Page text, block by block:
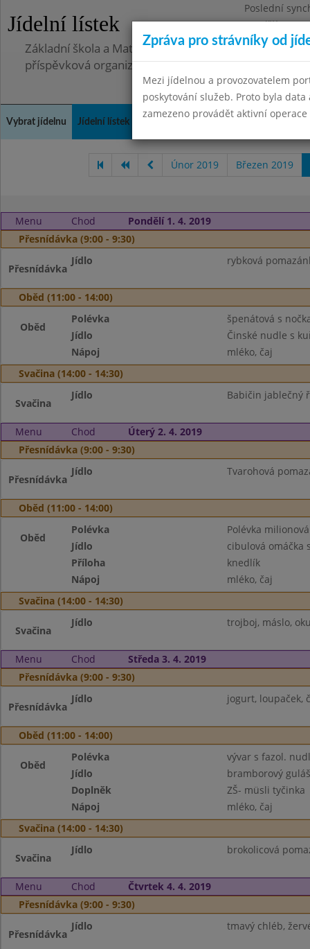
Jídelní lístek
Poslední
Pondělí
Základní škola a Mateřská škola Telnice, okres Brno-
příspěvková organizace
Vybrat jídelnu Jídelní lístek Kontakty a informace
Únor 2019 Březen 2019
Menu Chod
Pondělí 1. 4. 2019
Přesnídávka (9:00 - 9:30)
Přesnídávka
Jídlo rybková
Oběd (11:00 - 14:00)
Oběd
Polévka
špenátová s
Jídlo
Činské nudle s
Nápoj
mléko, čaj
Svačina (14:00 - 14:30)
Svačina
Jídlo Babičin jablečný
Menu Chod
Úterý 2. 4. 2019
Přesnídávka (9:00 - 9:30)
Přesnídávka
Jídlo Tvarohová
Oběd (11:00 - 14:00)
Oběd
Polévka
Polévka milionová
Jídlo
cibulová omáčka
Příloha
knedlík
Nápoj
mléko, čaj
Svačina (14:00 - 14:30)
Svačina
Jídlo trojboj, máslo,
Menu Chod
Středa 3. 4. 2019
Přesnídávka (9:00 - 9:30)
Přesnídávka
Jídlo jogurt, loupaček,
Oběd (11:00 - 14:00)
Oběd
Polévka
vývar s fazol.
Jídlo
bramborový
Doplněk
ZŠ- müsli tyčinka
Nápoj
mléko, čaj
Svačina (14:00 - 14:30)
Svačina
Jídlo brokolicová
Menu Chod
Čtvrtek 4. 4. 2019
Přesnídávka (9:00 - 9:30)
Přesnídávka
Jídlo tmavý chléb,
Zpráva pro strávníky od
Mezi jídelnou a provozovatelem
poskytování služeb. Proto byla
zamezeno provádět aktivní